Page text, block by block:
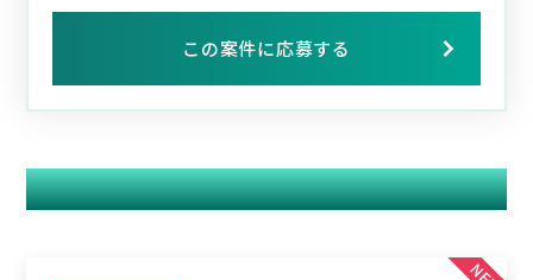
この案件に応募する
関連する案件